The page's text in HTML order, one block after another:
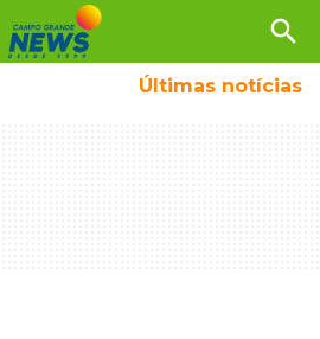
search
Últimas notícias